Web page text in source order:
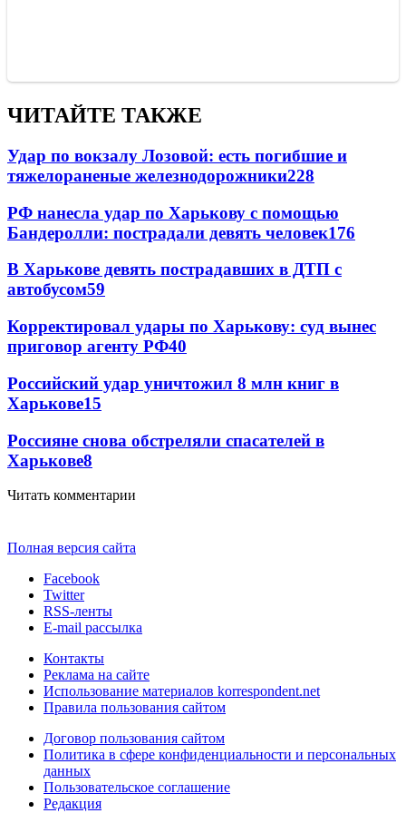
ЧИТАЙТЕ ТАКЖЕ
Удар по вокзалу Лозовой: есть погибшие и
тяжелораненые железнодорожники228
РФ нанесла удар по Харькову с помощью
Бандеролли: пострадали девять человек176
В Харькове девять пострадавших в ДТП с
автобусом59
Корректировал удары по Харькову: суд вынес
приговор агенту РФ40
Российский удар уничтожил 8 млн книг в
Харькове15
Россияне снова обстреляли спасателей в
Харькове8
Читать комментарии
Полная версия сайта
Facebook
Twitter
RSS-ленты
E-mail рассылка
Контакты
Реклама на сайте
Использование материалов korrespondent.net
Правила пользования сайтом
Договор пользования сайтом
Политика в сфере конфиденциальности и персональных
данных
Пользовательское соглашение
Редакция